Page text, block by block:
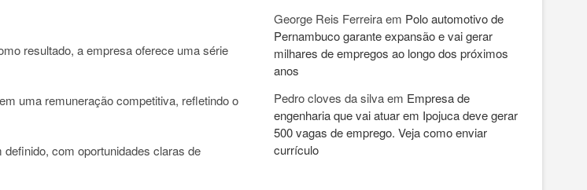
resultado, a empresa oferece uma série
uma remuneração competitiva, refletindo o
com oportunidades claras de
George Reis Ferreiraem Polo automotivo de
Pernambuco garante expansão e vai gerar
milhares de empregos ao longo dos próximos
anos
Pedro cloves da silvaem Empresa de
engenharia que vai atuar em Ipojuca deve gerar
500 vagas de emprego. Veja como enviar
currículo